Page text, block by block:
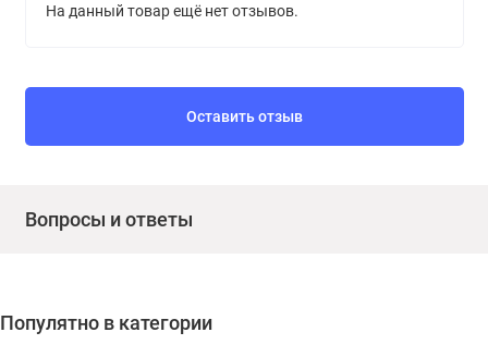
На данный товар ещё нет отзывов.
Оставить отзыв
Вопросы и ответы
Популятно в категории